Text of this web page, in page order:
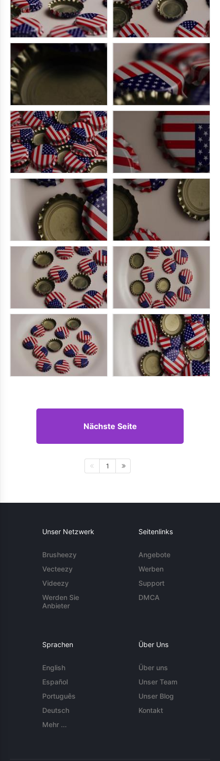
Nächste Seite
1
Unser Netzwerk
Brusheezy
Vecteezy
Videezy
Werden Sie
Anbieter
Seitenlinks
Angebote
Werben
Support
DMCA
Sprachen
English
Español
Português
Deutsch
Mehr ...
Über Uns
Über uns
Unser Team
Unser Blog
Kontakt